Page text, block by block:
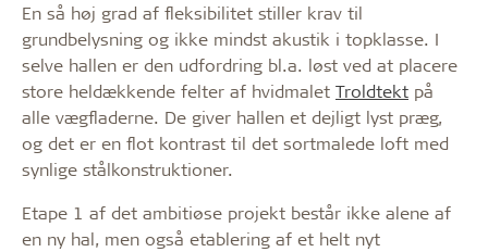
En så høj grad af fleksibilitet stiller krav til
grundbelysning og ikke mindst akustik i topklasse. I
selve hallen er den udfordring bl.a. løst ved at placere
store heldækkende felter af hvidmalet Troldtekt på
alle vægfladerne. De giver hallen et dejligt lyst præg,
og det er en flot kontrast til det sortmalede loft med
synlige stålkonstruktioner.
Etape 1 af det ambitiøse projekt består ikke alene af
en ny hal, men også etablering af et helt nyt